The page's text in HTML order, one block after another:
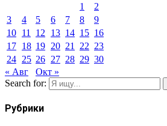
1
2
3
4 5 6 7 8
9
10 11 12 13 14 15 16
17 18 19 20 21 22 23
24 25 26 27 28 29 30
« Авг
Окт »
Search for:
Рубрики